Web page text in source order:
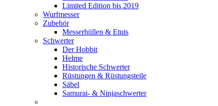
Limited Edition bis 2019
Wurfmesser
Zubehör
Messerhüllen & Etuis
Schwerter
Der Hobbit
Helme
Historische Schwerter
Rüstungen & Rüstungsteile
Säbel
Samurai- & Ninjaschwerter